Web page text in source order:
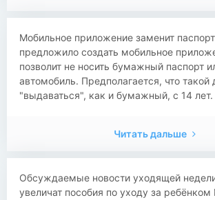
​​Мобильное приложение заменит
предложило создать мобильное
позволит не носить бумажный паспорт
автомобиль. Предполагается, что такой
"выдаваться", как и бумажный, с 14
Читать дальше
​​Обсуждаемые новости уходящей
увеличат пособия по уходу за